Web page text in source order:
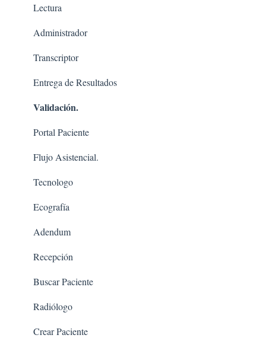
Lectura
Administrador
Transcriptor
Entrega de Resultados
Validación.
Portal Paciente
Flujo Asistencial.
Tecnologo
Ecografía
Adendum
Recepción
Buscar Paciente
Radiólogo
Crear Paciente